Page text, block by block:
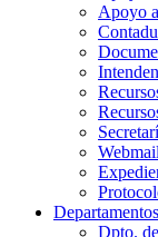
Apoyo
Webmail
Dpto.